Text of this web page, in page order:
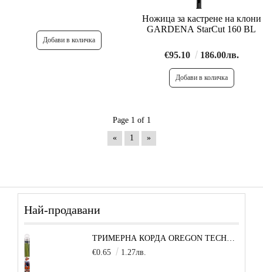
Ножица за кастрене на клони
GARDENA StarCut 160 BL
€95.10 186.00лв.
Page 1 of 1
« 1 »
Най-продавани
ТРИМЕРНА КОРДА OREGON TECHNI-BLADE 6,0 ММ Х 26 СМ - 1 БРОЙ
€0.65
1.27лв.